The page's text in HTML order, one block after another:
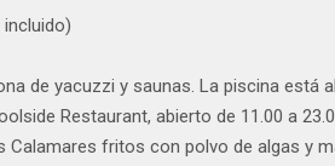
de yacuzzi y saunas. La piscina está
Restaurant, abierto de 11.00 a
fritos con polvo de algas y